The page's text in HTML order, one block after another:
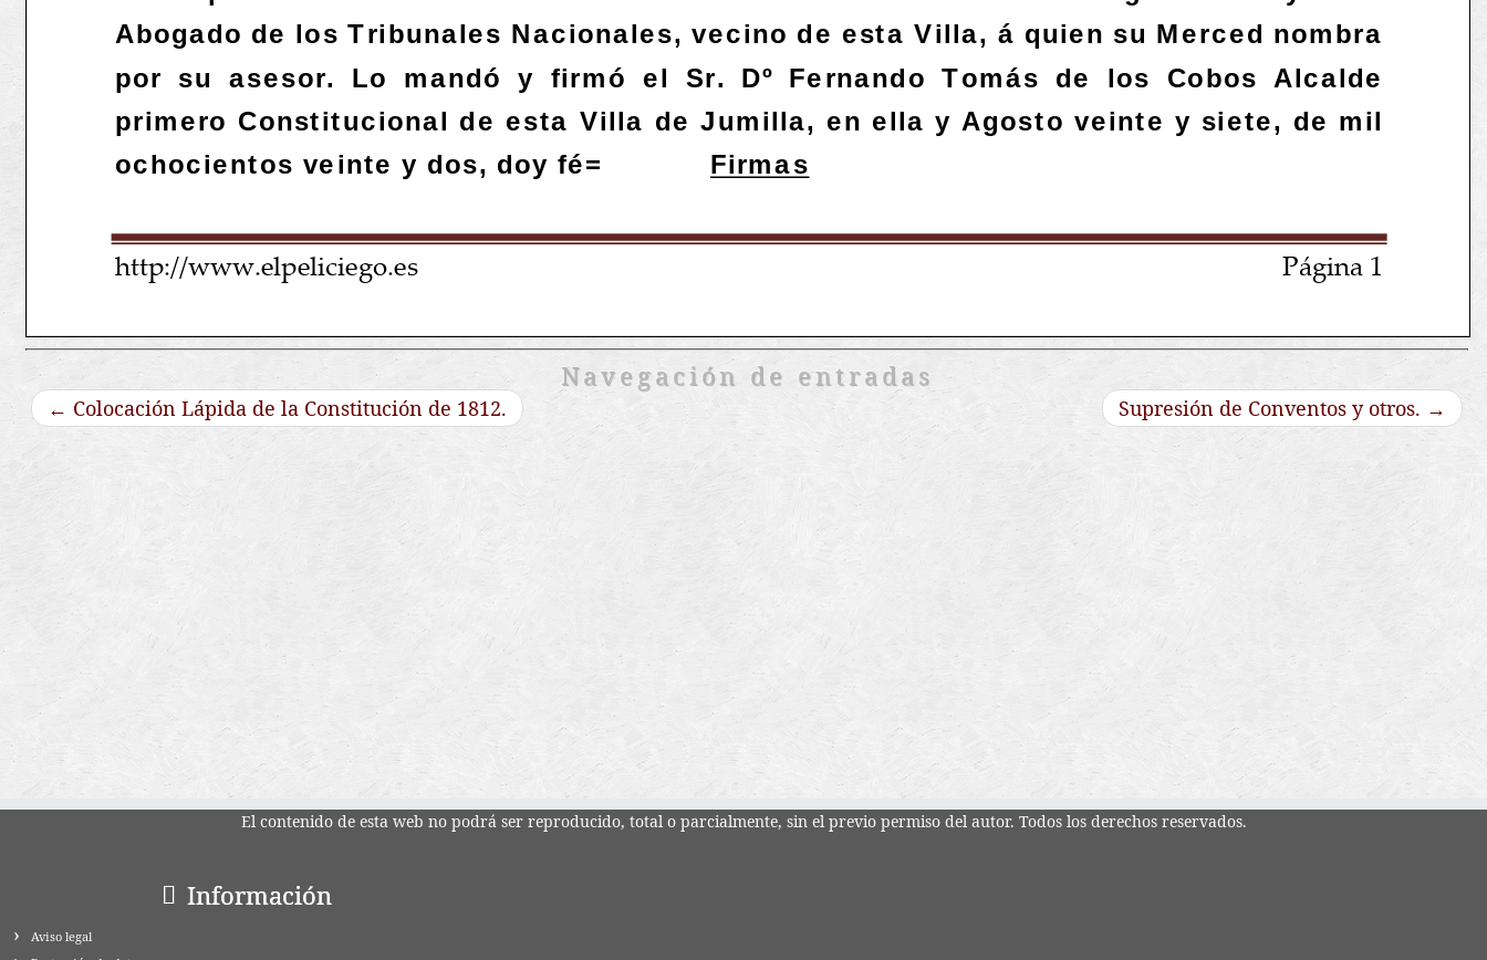
Navegación de entradas
← Colocación Lápida de la Constitución de 1812. Supresión de Conventos y otros. →
El contenido de esta web no podrá ser reproducido, total o parcialmente, sin el previo permiso del autor. Todos los derechos reservados.
Información
Aviso legal